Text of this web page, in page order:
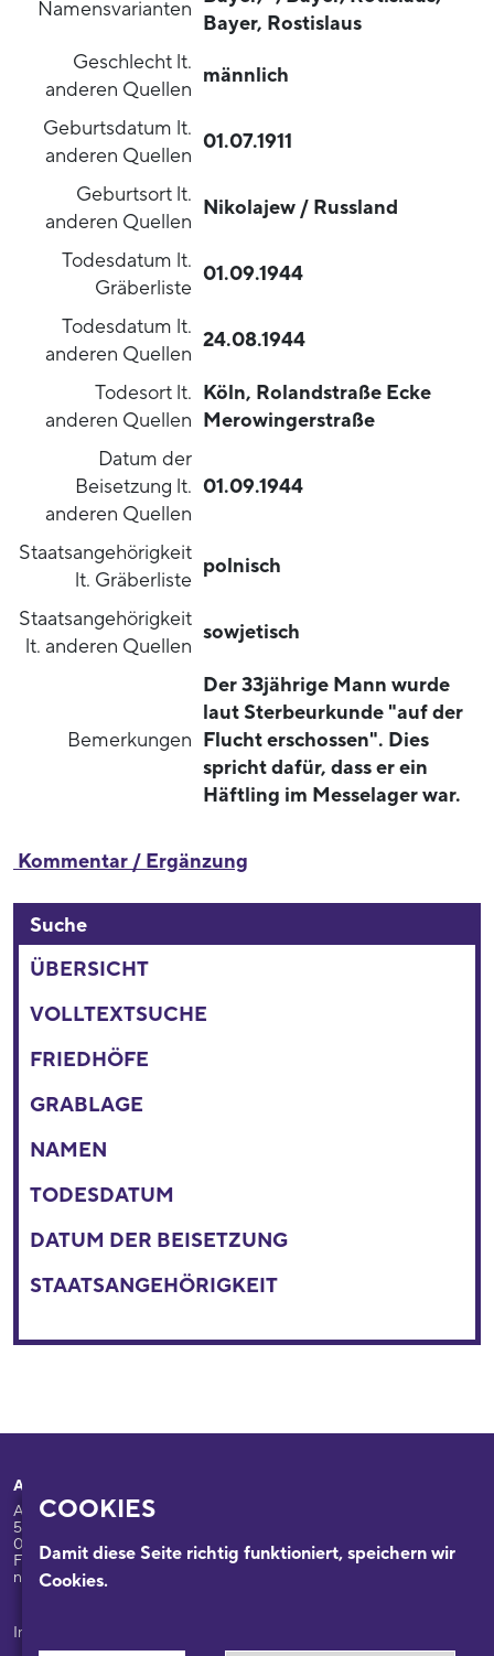
COOKIES
Damit diese Seite richtig funktioniert, speichern wir
Cookies.
Namensvarianten
Bayer, Rostislaus
Geschlecht lt.
anderen Quellen
männlich
Geburtsdatum lt.
anderen Quellen
01.07.1911
Geburtsort lt.
anderen Quellen
Nikolajew / Russland
Todesdatum lt.
Gräberliste
01.09.1944
Todesdatum lt.
anderen Quellen
24.08.1944
Todesort lt.
anderen Quellen
Köln, Rolandstraße Ecke
Merowingerstraße
Datum der
Beisetzung lt.
anderen Quellen
01.09.1944
Staatsangehörigkeit
lt. Gräberliste
polnisch
Staatsangehörigkeit
lt. anderen Quellen
sowjetisch
Bemerkungen
Der 33jährige Mann wurde
laut Sterbeurkunde "auf der
Flucht erschossen". Dies
spricht dafür, dass er ein
Häftling im Messelager war.
Kommentar / Ergänzung
Suche
ÜBERSICHT
VOLLTEXTSUCHE
FRIEDHÖFE
GRABLAGE
NAMEN
TODESDATUM
DATUM DER BEISETZUNG
STAATSANGEHÖRIGKEIT
Adresse
Appellhofplatz 23-25
50667 Köln
0221/221-26332
Führungen: 0221/2212-6331
nsdok@stadt-koeln.de
Impressum / Datenschutz
Programm